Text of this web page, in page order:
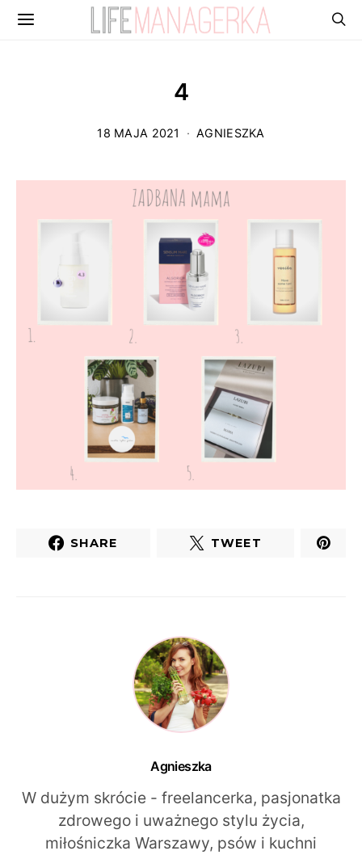
4
18 MAJA 2021 AGNIESZKA
SHARE TWEET
Agnieszka
W dużym skrócie - freelancerka, pasjonatka
zdrowego i uważnego stylu życia,
miłośniczka Warszawy, psów i kuchni